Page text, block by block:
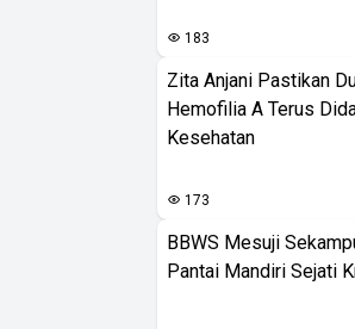
183
Zita Anjani Pastikan
Hemofilia A Terus
Kesehatan
173
BBWS Mesuji
Pantai Mandiri Sejati